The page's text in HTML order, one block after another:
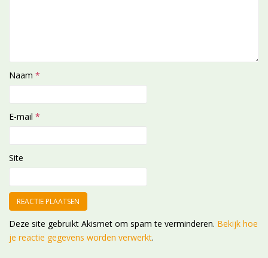
Naam *
E-mail *
Site
Deze site gebruikt Akismet om spam te verminderen. Bekijk hoe
je reactie gegevens worden verwerkt.